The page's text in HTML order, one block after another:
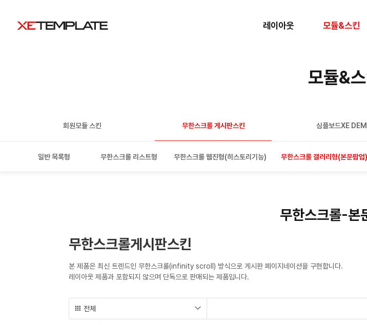
레이아웃 모듈&스킨
모듈&
회원모듈 스킨 무한스크롤 게시판스킨 심플보드XE
일반 목록형 무한스크롤 리스트형 무한스크롤 웹진형(히스토리기능) 무한스크롤 갤러리형(본문팝업)
무한스크롤-본
무한스크롤게시판스킨
본 제품은 최신 트렌드인 무한스크롤(infinity scroll) 방식으로 게시판 페이지네이션을 구현합니다.
레이아웃 제품과 포함되지 않으며 단독으로 판매되는 제품입니다.
전체